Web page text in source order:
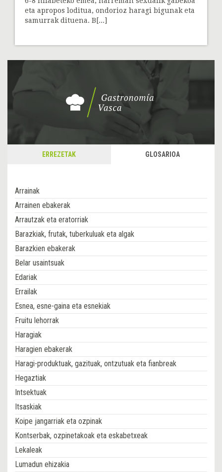
eta apropos loditua, ondorioz haragi bigunak eta
samurrak dituena. B[...]
ERREZETAK GLOSARIOA
Arrainak
Arrainen ebakerak
Arrautzak eta eratorriak
Barazkiak, frutak, tuberkuluak eta algak
Barazkien ebakerak
Belar usaintsuak
Edariak
Errailak
Esnea, esne-gaina eta esnekiak
Fruitu lehorrak
Haragiak
Haragien ebakerak
Haragi-produktuak, gazituak, ontzutuak eta fianbreak
Hegaztiak
Intsektuak
Itsaskiak
Koipe jangarriak eta ozpinak
Kontserbak, ozpinetakoak eta eskabetxeak
Lekaleak
Lumadun ehizakia